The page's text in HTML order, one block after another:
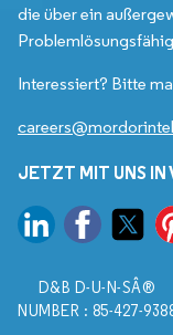
die über ein
Interessiert? Bitte
JETZT MIT UNS IN
D&B D-U-N-SÂ®
NUMBER : 85-427-